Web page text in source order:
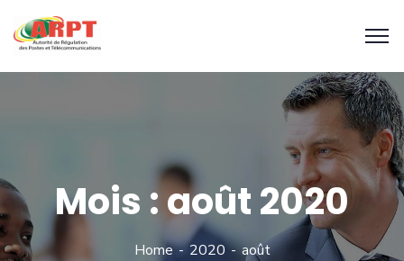
Mois :août 2020
Home 2020 août